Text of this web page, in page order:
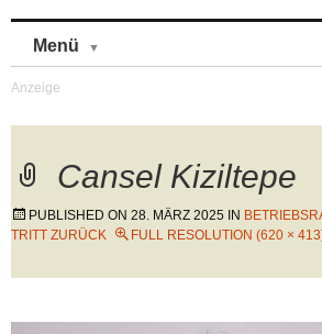
Menü
Cansel Kiziltepe
PUBLISHED ON 28. MÄRZ 2025 IN
TRITT ZURÜCK
FULL RESOLUTION (620 ×